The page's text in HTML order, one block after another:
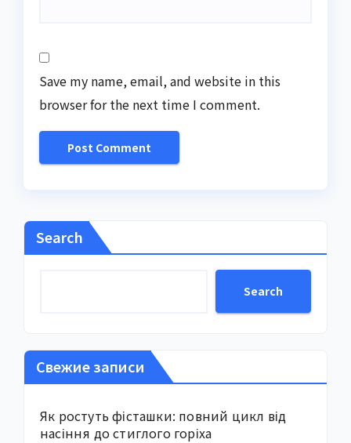
Save my name, email, and website in this
browser for the next time I comment.
Search
Search
Свежие записи
Як ростуть фісташки: повний цикл від
насіння до стиглого горіха